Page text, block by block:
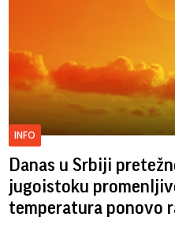
INFO
Danas u Srbiji
jugoistoku
temperatura ponovo